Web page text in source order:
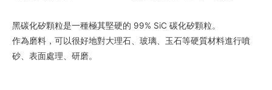
黑碳化矽顆粒是一種極其堅硬的 99% SiC 碳化矽顆粒。
作為磨料，可以很好地對大理石、玻璃、玉石等硬質材料進行噴
砂、表面處理、研磨。